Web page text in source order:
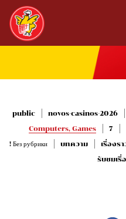
public novos-casinos-2026
Computers, Games
7
! Без рубрики
บทความ เรื่องร
รับชมเรื่